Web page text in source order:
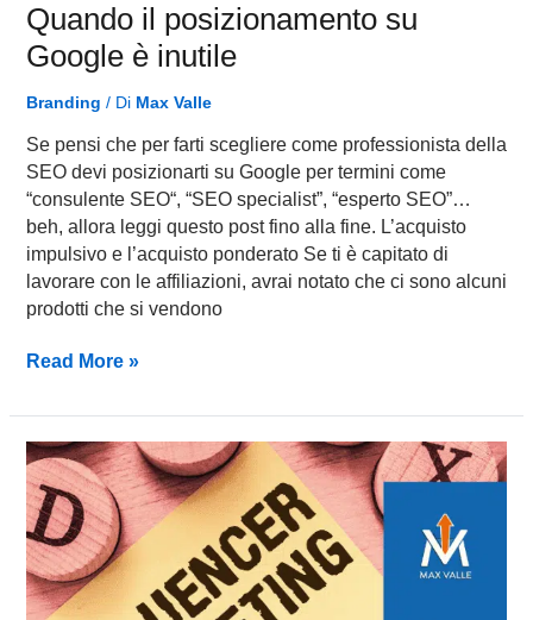
Quando il posizionamento su
Google è inutile
Branding / Di Max Valle
Se pensi che per farti scegliere come professionista della
SEO devi posizionarti su Google per termini come
“consulente SEO“, “SEO specialist”, “esperto SEO”…
beh, allora leggi questo post fino alla fine. L’acquisto
impulsivo e l’acquisto ponderato Se ti è capitato di
lavorare con le affiliazioni, avrai notato che ci sono alcuni
prodotti che si vendono
Read More »
Influencer
Marketing…
funziona
davvero?